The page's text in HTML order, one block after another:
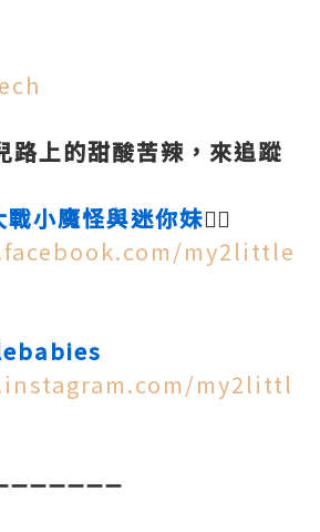
路上的甜酸苦辣，來追蹤
戰小魔怪與迷你妹👍🏻
my2little
my2littl